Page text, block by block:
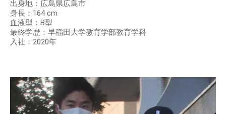
出身地：広島県広島市
身長：164 cm
血液型：B型
最終学歴：早稲田大学教育学部教育学科
入社：2020年